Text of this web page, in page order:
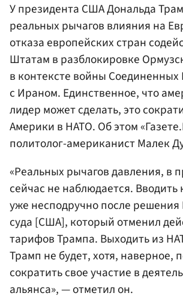
У президента США Дональда
реальных рычагов влияния на
отказа европейских стран
Штатам в разблокировке
в контексте войны
с Ираном. Единственное, что
лидер может сделать, это
Америки в НАТО. Об этом
политолог-американист Малек
«Реальных рычагов давления, в
сейчас не наблюдается.
уже несподручно после решения
суда [США], который отменил
тарифов Трампа. Выходить из
Трамп не будет, хотя, наверное,
сократить свое участие в
альянса», — отметил он.